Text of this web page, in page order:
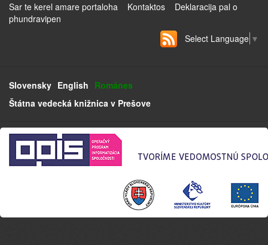
Sar te kerel amare portaloha Kontaktos
Deklaracija pal o
phundravipen
Select Language ▼
Slovensky English Románes
Štátna vedecká knižnica v Prešove